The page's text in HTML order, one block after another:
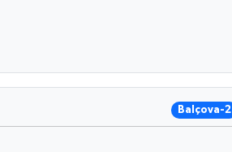
Balçova-2